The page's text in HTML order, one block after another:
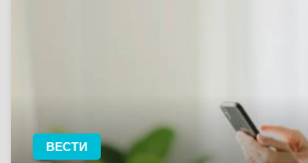
ВЕСТИ